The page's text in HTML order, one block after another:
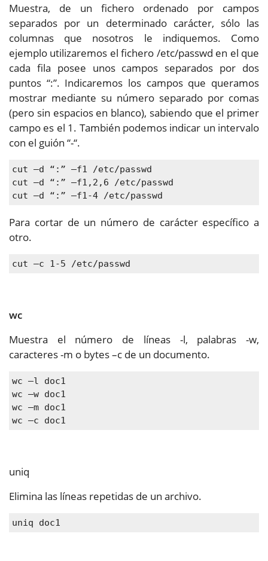
Muestra, de un fichero ordenado por campos
separados por un determinado carácter, sólo las
columnas que nosotros le indiquemos. Como
ejemplo utilizaremos el fichero /etc/passwd en el que
cada fila posee unos campos separados por dos
puntos “:”. Indicaremos los campos que queramos
mostrar mediante su número separado por comas
(pero sin espacios en blanco), sabiendo que el primer
campo es el 1. También podemos indicar un intervalo
con el guión “-“.
cut –d “:” –f1 /etc/passwd
cut –d “:” –f1,2,6 /etc/passwd
cut –d “:” –f1-4 /etc/passwd
Para cortar de un número de carácter específico a
otro.
cut –c 1-5 /etc/passwd
wc
Muestra el número de líneas -l, palabras -w,
caracteres -m o bytes –c de un documento.
wc –l doc1
wc –w doc1
wc –m doc1
wc –c doc1
uniq
Elimina las líneas repetidas de un archivo.
uniq doc1